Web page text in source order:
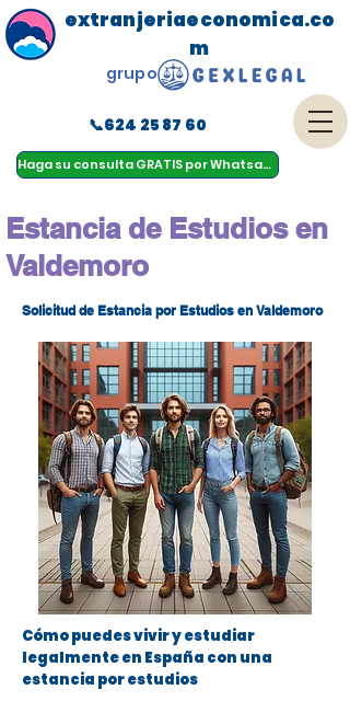
Haga su consulta GRATIS por Whatsapp
menu
extranjeriaeconomica.co
m
📞624 25 87 60
grupo
Estancia de Estudios en
Valdemoro
Solicitud de Estancia por Estudios en Valdemoro
Cómo puedes vivir y estudiar
legalmente en España con una
estancia por estudios